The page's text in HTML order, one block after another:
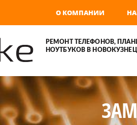
О КОМПАНИИ
РЕМОНТ ТЕЛЕФОНОВ,
НОУТБУКОВ В